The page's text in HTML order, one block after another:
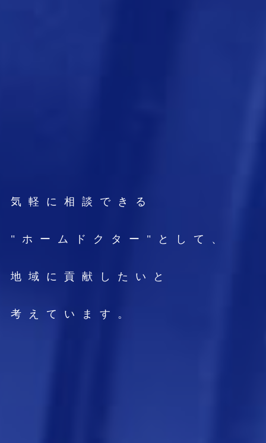
気軽に相談できる
"ホームドクター"として、
地域に貢献したいと
考えています。